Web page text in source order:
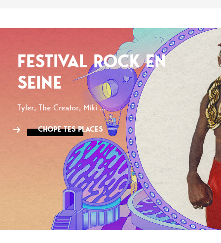
FESTIVAL ROCK EN
SEINE
Tyler, The Creator, Miki ...
CHOPE TES PLACES